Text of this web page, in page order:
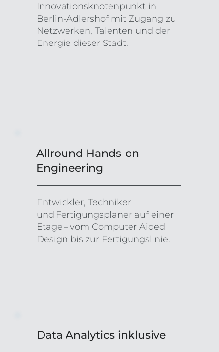
Innovationsknotenpunkt in
Berlin-Adlershof mit Zugang zu
Netzwerken, Talenten und der
Energie dieser Stadt.
Allround Hands‑on
Engineering
Entwickler, Techniker
und Fertigungsplaner auf einer
Etage – vom Computer Aided
Design bis zur Fertigungslinie.
Data Analytics inklusive